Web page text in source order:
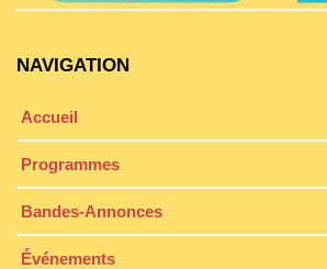
NAVIGATION
Accueil
Programmes
Bandes-Annonces
Événements